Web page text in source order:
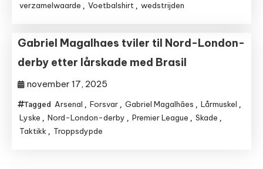
verzamelwaarde , Voetbalshirt , wedstrijden
Gabriel Magalhaes tviler til Nord-London-
derby etter lårskade med Brasil
november 17, 2025
Tagged Arsenal , Forsvar , Gabriel Magalhães , Lårmuskel ,
Lyske , Nord-London-derby , Premier League , Skade ,
Taktikk , Troppsdypde